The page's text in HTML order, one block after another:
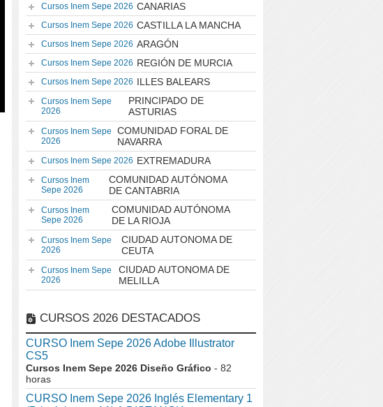
Cursos Inem Sepe 2026 CANARIAS
Cursos Inem Sepe 2026 CASTILLA LA MANCHA
Cursos Inem Sepe 2026 ARAGÓN
Cursos Inem Sepe 2026 REGIÓN DE MURCIA
Cursos Inem Sepe 2026 ILLES BALEARS
Cursos Inem Sepe
2026
PRINCIPADO DE
ASTURIAS
Cursos Inem Sepe
2026
COMUNIDAD FORAL DE
NAVARRA
Cursos Inem Sepe 2026 EXTREMADURA
Cursos Inem
Sepe 2026
COMUNIDAD AUTÓNOMA
DE CANTABRIA
Cursos Inem
Sepe 2026
COMUNIDAD AUTÓNOMA
DE LA RIOJA
Cursos Inem Sepe
2026
CIUDAD AUTONOMA DE
CEUTA
Cursos Inem Sepe
2026
CIUDAD AUTONOMA DE
MELILLA
CURSOS 2026 DESTACADOS
CURSO Inem Sepe 2026 Adobe Illustrator
CS5
Cursos Inem Sepe 2026 Diseño Gráfico - 82
horas
CURSO Inem Sepe 2026 Inglés Elementary 1